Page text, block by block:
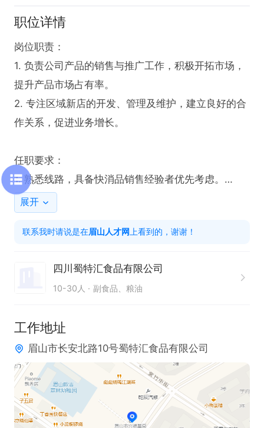
职位详情
岗位职责：
1. 负责公司产品的销售与推广工作，积极开拓市场，
提升产品市场占有率。
2. 专注区域新店的开发、管理及维护，建立良好的合
作关系，促进业务增长。
任职要求：
1. 熟悉线路，具备快消品销售经验者优先考虑。
2. 须熟练掌握驾驶技能，以便更好地开展业务工作。
薪资待遇：
展开
联系我时请说是在眉山人才网 上看到的，谢谢！
四川蜀特汇食品有限公司
10-30人 副食品、粮油
工作地址
眉山市长安北路10号蜀特汇食品有限公司